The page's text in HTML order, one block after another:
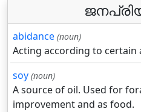
abidance (noun)
Acting according to certain
soy (noun)
A source of oil. Used for
improvement and as food.